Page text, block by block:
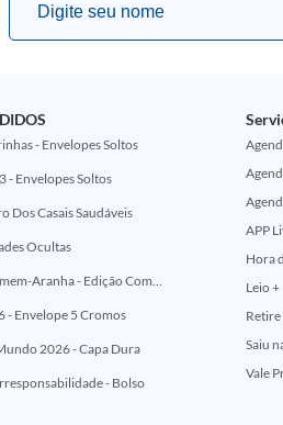
- Envelopes Soltos
- Envelopes Soltos
Dos Casais Saudáveis
Ocultas
Superman Vs. Homem-Aranha - Edição Comemorativa 50 Anos (Encontros Clássicos Dc E Marvel)
- Envelope 5 Cromos
2026 - Capa Dura
- Bolso
APP
Hora
Leio +
Retire
Saiu
Vale